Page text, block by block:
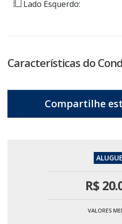
Lado Esquerdo:
Características do
R$
VALORES